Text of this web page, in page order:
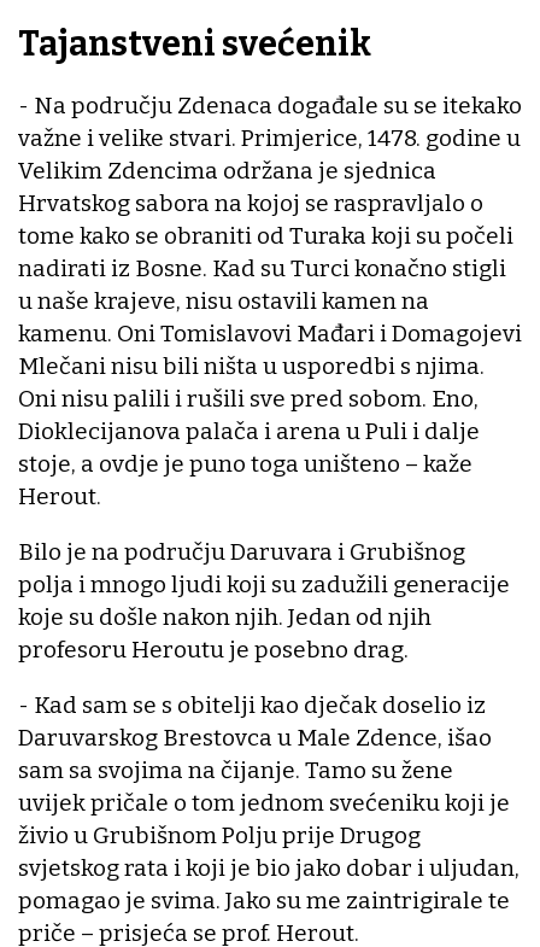
Tajanstveni svećenik
- Na području Zdenaca događale su se itekako
važne i velike stvari. Primjerice, 1478. godine u
Velikim Zdencima održana je sjednica
Hrvatskog sabora na kojoj se raspravljalo o
tome kako se obraniti od Turaka koji su počeli
nadirati iz Bosne. Kad su Turci konačno stigli
u naše krajeve, nisu ostavili kamen na
kamenu. Oni Tomislavovi Mađari i Domagojevi
Mlečani nisu bili ništa u usporedbi s njima.
Oni nisu palili i rušili sve pred sobom. Eno,
Dioklecijanova palača i arena u Puli i dalje
stoje, a ovdje je puno toga uništeno – kaže
Herout.
Bilo je na području Daruvara i Grubišnog
polja i mnogo ljudi koji su zadužili generacije
koje su došle nakon njih. Jedan od njih
profesoru Heroutu je posebno drag.
- Kad sam se s obitelji kao dječak doselio iz
Daruvarskog Brestovca u Male Zdence, išao
sam sa svojima na čijanje. Tamo su žene
uvijek pričale o tom jednom svećeniku koji je
živio u Grubišnom Polju prije Drugog
svjetskog rata i koji je bio jako dobar i uljudan,
pomagao je svima. Jako su me zaintrigirale te
priče – prisjeća se prof. Herout.